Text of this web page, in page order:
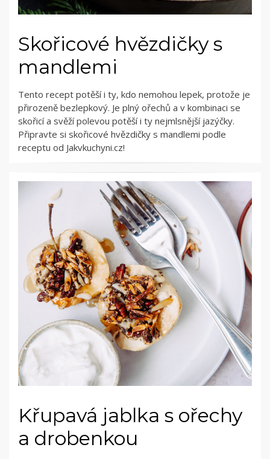
Skořicové hvězdičky s
mandlemi
Tento recept potěší i ty, kdo nemohou lepek, protože je
přirozeně bezlepkový. Je plný ořechů a v kombinaci se
skořicí a svěží polevou potěší i ty nejmlsnější jazýčky.
Připravte si skořicové hvězdičky s mandlemi podle
receptu od Jakvkuchyni.cz!
Křupavá jablka s ořechy
a drobenkou